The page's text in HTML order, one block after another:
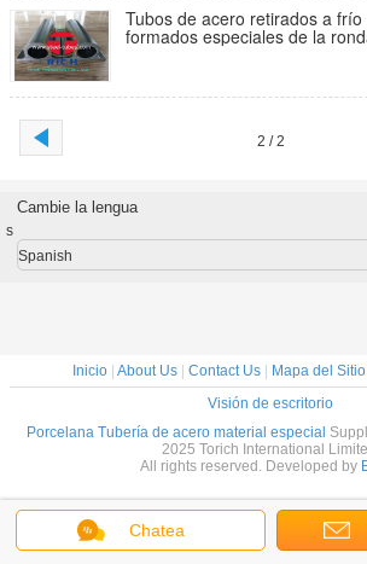
Tubos de acero retirados a
formados especiales de la
2 / 2
Chatea
Cambie la lengua
s
Spanish
Inicio About Us Contact Us Mapa del Sitio
Visión de escritorio
Porcelana Tubería de acero material especial
2025 Torich International
All rights reserved. Developed by